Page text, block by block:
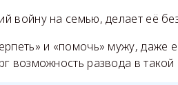
войну на семью, делает её
и «помочь» мужу, даже
возможность развода в такой